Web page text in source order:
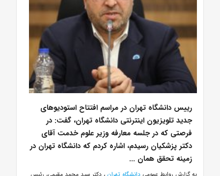
رییس دانشگاه تهران در مراسم افتتاح استودیوهای
جدید تلویزیون اینترنتی دانشگاه تهران، گفت: در
فرصتی که در جلسه معارفه وزیر علوم خدمت آقای
دکتر پزشکیان رسیدم، اشاره کردم که دانشگاه تهران در
زمینه تحقق همان ...